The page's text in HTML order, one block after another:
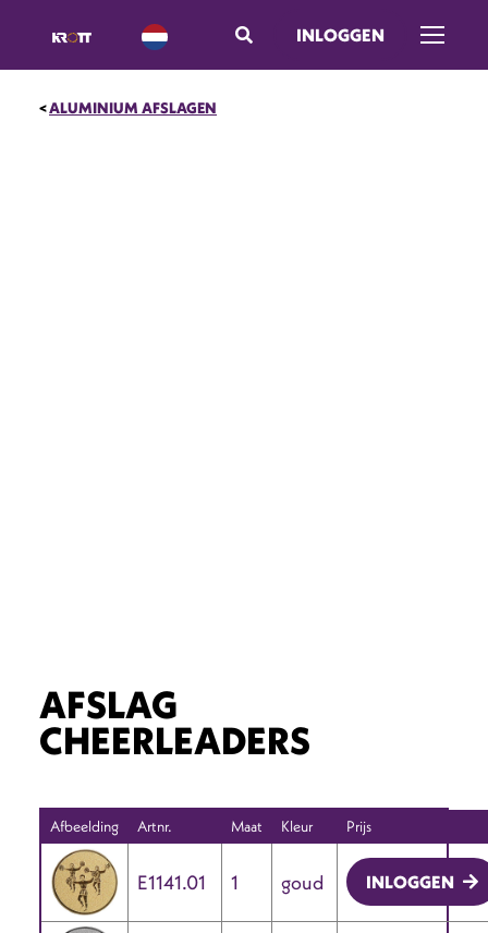
INLOGGEN
Menu
ALUMINIUM AFSLAGEN
AFSLAG
CHEERLEADERS
Afbeelding Artnr. Maat Kleur Prijs
E1141.01 1 goud INLOGGEN